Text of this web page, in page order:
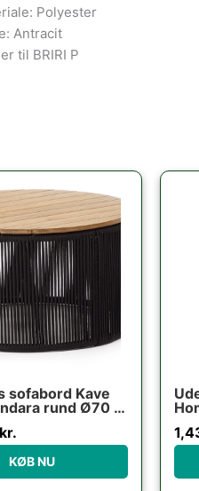
Polyester
Antracit
til BRIRI P
sofabord Kave
rund Ø70 x
kr.
KØB NU